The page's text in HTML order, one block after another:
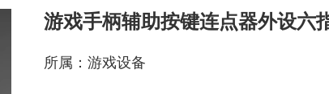
游戏手柄辅助按键连点器外设六
果安卓专用
所属：游戏设备